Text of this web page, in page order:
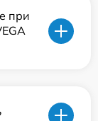
при